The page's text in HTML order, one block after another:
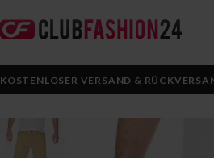
KOSTENLOSER VERSAND &